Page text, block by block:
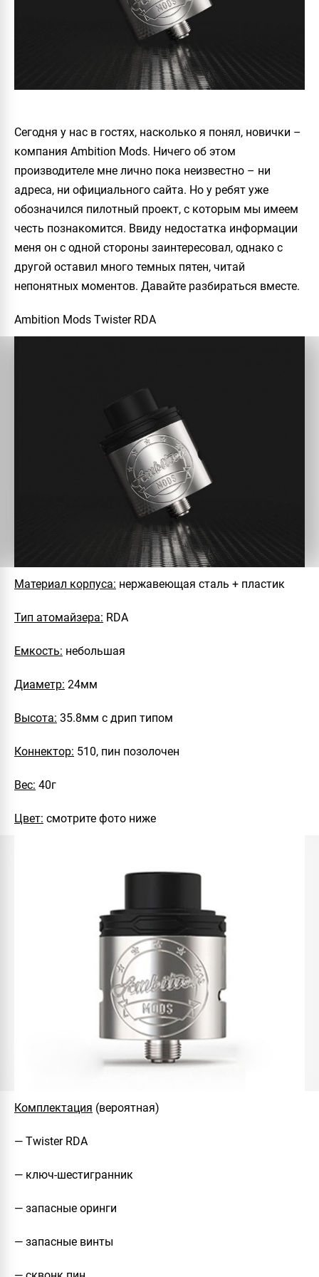
Сегодня у нас в гостях, насколько я понял, новички –
компания Ambition Mods. Ничего об этом
производителе мне лично пока неизвестно – ни
адреса, ни официального сайта. Но у ребят уже
обозначился пилотный проект, с которым мы имеем
честь познакомится. Ввиду недостатка информации
меня он с одной стороны заинтересовал, однако с
другой оставил много темных пятен, читай
непонятных моментов. Давайте разбираться вместе.
Ambition Mods Twister RDA
Материал корпуса: нержавеющая сталь + пластик
Тип атомайзера: RDA
Емкость: небольшая
Диаметр: 24мм
Высота: 35.8мм с дрип типом
Коннектор: 510, пин позолочен
Вес: 40г
Цвет: смотрите фото ниже
Комплектация (вероятная)
— Twister RDA
— ключ-шестигранник
— запасные оринги
— запасные винты